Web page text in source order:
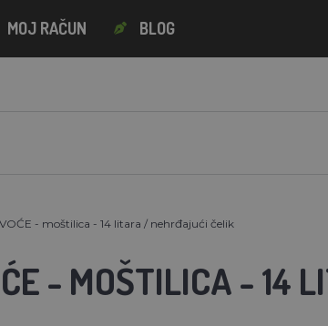
MOJ RAČUN BLOG
- moštilica - 14 litara / nehrđajući čelik
- MOŠTILICA - 14